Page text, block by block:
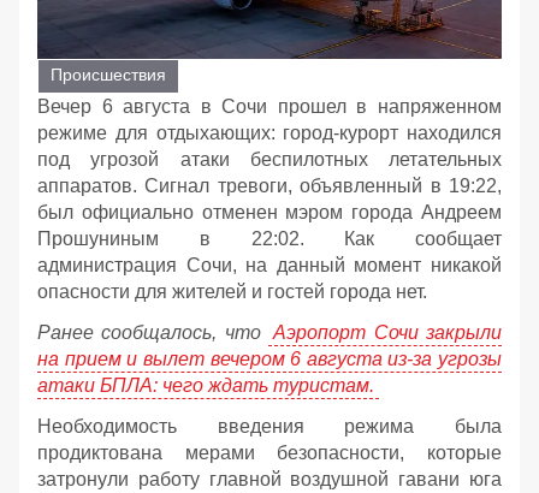
Происшествия
Вечер 6 августа в Сочи прошел в напряженном
режиме для отдыхающих: город-курорт находился
под угрозой атаки беспилотных летательных
аппаратов. Сигнал тревоги, объявленный в 19:22,
был официально отменен мэром города Андреем
Прошуниным в 22:02. Как сообщает
администрация Сочи, на данный момент никакой
опасности для жителей и гостей города нет.
Ранее сообщалось, что
Аэропорт Сочи закрыли
на прием и вылет вечером 6 августа из-за угрозы
атаки БПЛА: чего ждать туристам.
Необходимость введения режима была
продиктована мерами безопасности, которые
затронули работу главной воздушной гавани юга